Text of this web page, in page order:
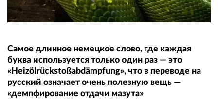
Самое длинное немецкое слово, где каждая
буква используется только один раз — это
«Heizölrückstoßabdämpfung», что в переводе на
русский означает очень полезную вещь —
«демпфирование отдачи мазута»